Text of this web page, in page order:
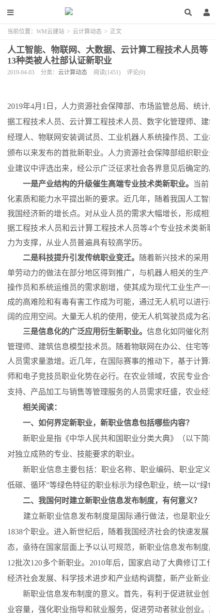
当前位置： WM云建站 > 云计算动态 > 正文
人工智能、物联网、大数据、云计算工程技术人员等
13种类被人社部认证新职业
2019-04-03 分类： 云计算动态 阅读(1451) 评论(0)
2019年4月1日，人力资源社会保障部、市场监管总局、统计
据工程技术人员、云计算工程技术人员、数字化管理师、建
经理人、物联网安装调试员、工业机器人系统操作员、工业
颁布以来发布的首批新职业。人力资源社会保障部组织职业
业建议中评选出来，经公示广泛征求社会各界意见后确定的
一是产业结构的升级催生高端专业技术类新职业。
当前
化素质和能力水平提出新的要求。近几年，随着我国人工智
我国经济新的增长点。对从业人员的需求大幅增长，形成相
据工程技术人员和云计算工程技术人员等4个专业技术类新
力为支撑，从业人员普遍具有较高学历。
二是科技提升引发传统职业变迁。
随着新兴技术的采用
单劳动力的做法在部分地区得到推广，与机器人相关的生产
操作员和系统运维员的需求剧增，使其成为现代工业生产一
成的高难险和有毒有害工作成为可能，通过无人机可以进行
阔的应用空间。大量无人机的使用，使无人机驾驶员成为名
三是信息化的广泛应用衍生新职业。 信息化如同催化剂
管理师、建筑信息模型技术员。随着物联网在办公、住宅等
人员需求量激增。近几年，在国际赛事的推动下，基于计算
师和电子竞技员职业化势在必行。在农业领域，农民专业合
支持、产品加工与销售等管理服务的人员需求旺盛，农业经
相关阅读：
一、如何界定新职业，新职业信息包括哪些内容？
新职业是指《中华人民共和国职业分类大典》（以下简
对独立成熟的专业、技能要求的职业。
新职业信息主要包括：职业名称、职业编码、职业定义
低碳、循环”等绿色特征的职业标示为绿色职业，统一以“绿
二、我国何时建立新职业信息发布制度，有何意义？
建立新职业信息发布制度是国际通行做法，也是职业
1838个职业。进入新世纪后，随着我国经济社会的快速发展
态，亟待在国家层面上予以认可规范，新职业信息发布制度
12批次120多个新职业。2010年后，国家启动了大典修订工
经济社会发展、科学技术进步和产业结构调整，新产业新业
新职业信息发布制度的意义。首先，有利于促进就业创
业容量，强化职业指导和就业服务，促进劳动者就业创业。